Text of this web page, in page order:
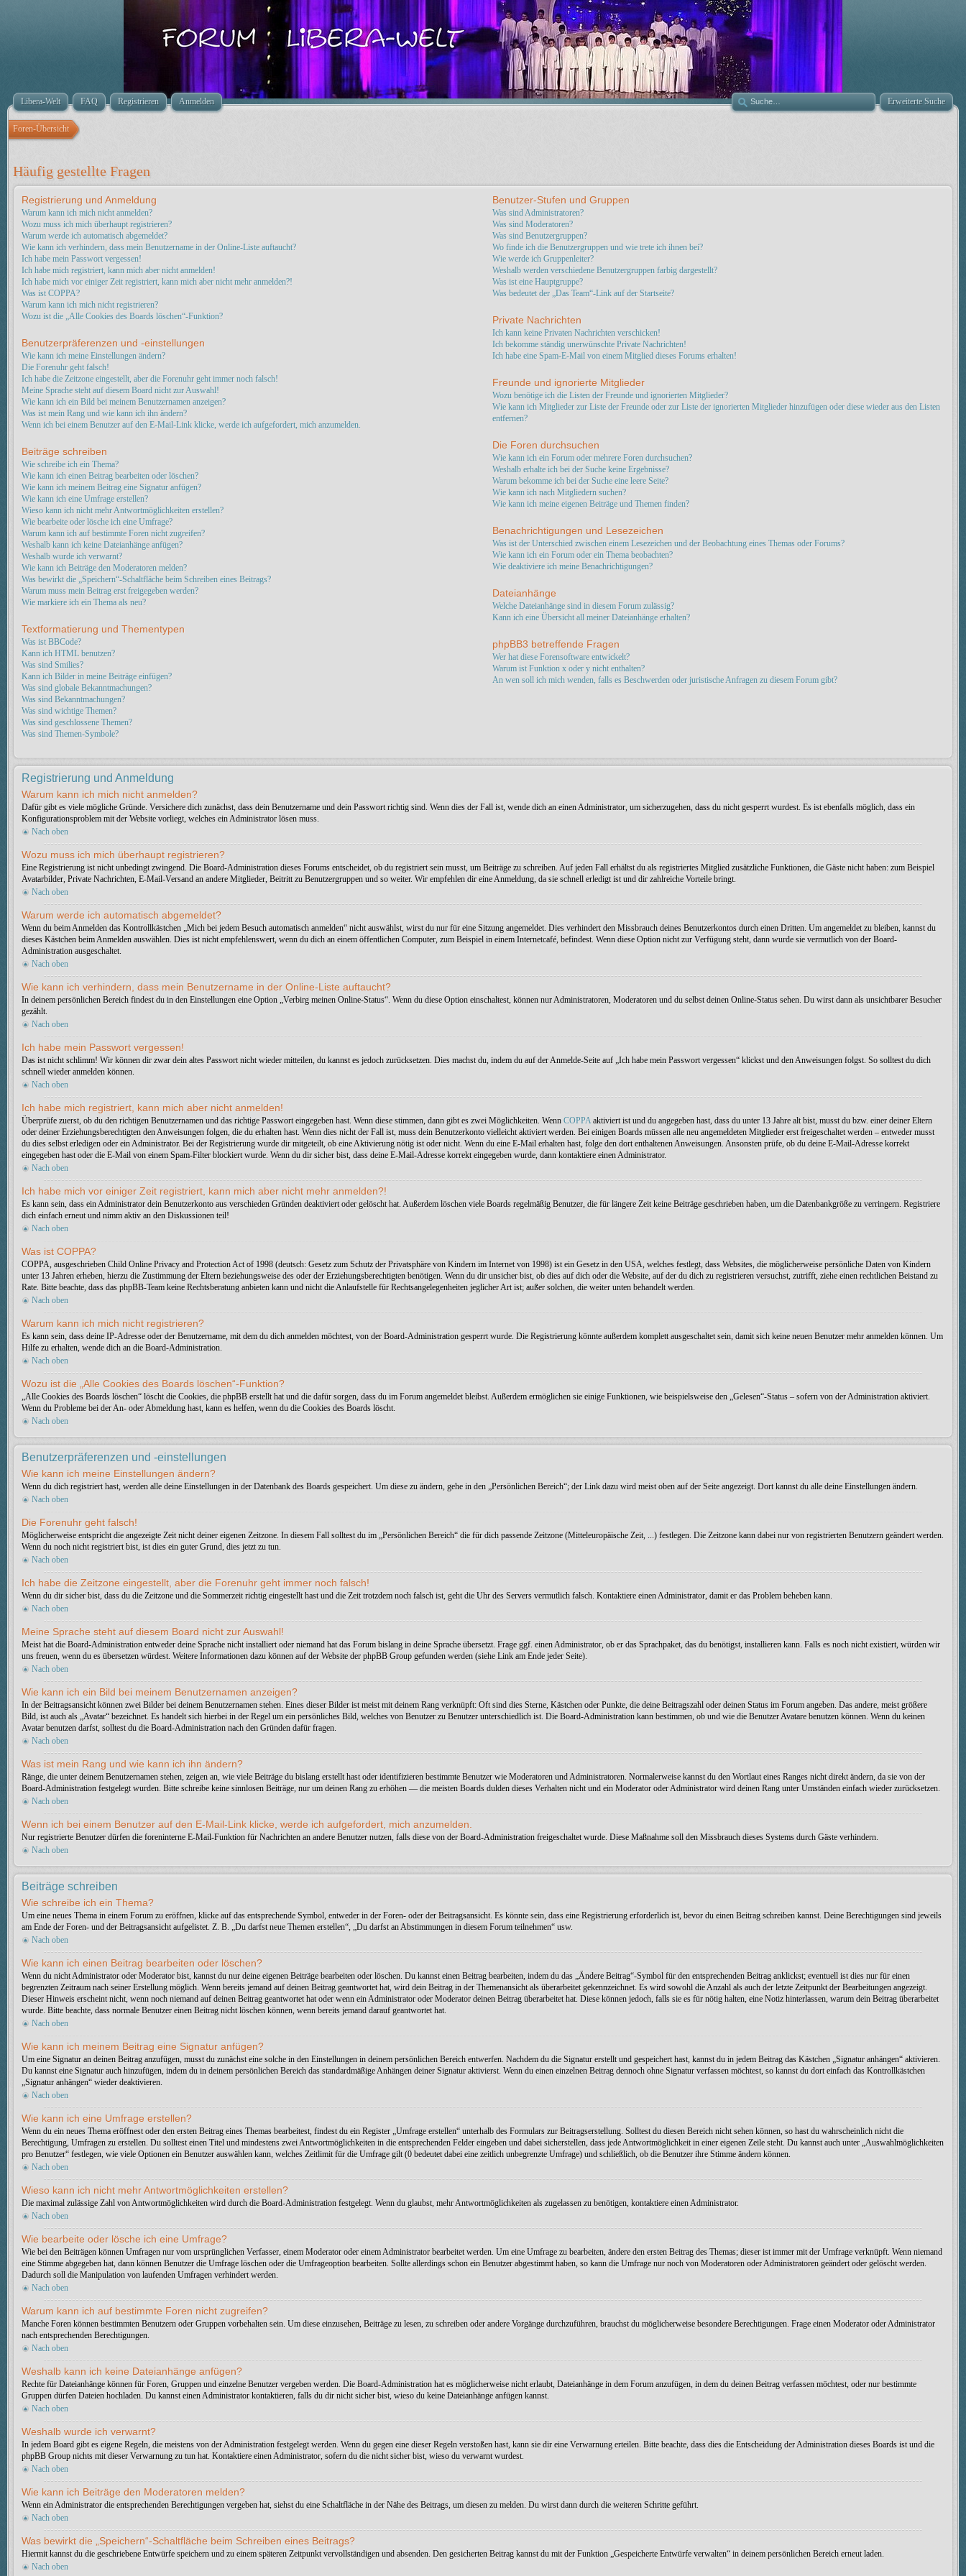
Erweiterte Suche
Libera-Welt FAQ Registrieren Anmelden
Foren-Übersicht
Häufig gestellte Fragen
Registrierung und Anmeldung
Warum kann ich mich nicht anmelden?
Wozu muss ich mich überhaupt registrieren?
Warum werde ich automatisch abgemeldet?
Wie kann ich verhindern, dass mein Benutzername in der Online-Liste auftaucht?
Ich habe mein Passwort vergessen!
Ich habe mich registriert, kann mich aber nicht anmelden!
Ich habe mich vor einiger Zeit registriert, kann mich aber nicht mehr anmelden?!
Was ist COPPA?
Warum kann ich mich nicht registrieren?
Wozu ist die „Alle Cookies des Boards löschen“-Funktion?
Benutzerpräferenzen und -einstellungen
Wie kann ich meine Einstellungen ändern?
Die Forenuhr geht falsch!
Ich habe die Zeitzone eingestellt, aber die Forenuhr geht immer noch falsch!
Meine Sprache steht auf diesem Board nicht zur Auswahl!
Wie kann ich ein Bild bei meinem Benutzernamen anzeigen?
Was ist mein Rang und wie kann ich ihn ändern?
Wenn ich bei einem Benutzer auf den E-Mail-Link klicke, werde ich aufgefordert, mich anzumelden.
Beiträge schreiben
Wie schreibe ich ein Thema?
Wie kann ich einen Beitrag bearbeiten oder löschen?
Wie kann ich meinem Beitrag eine Signatur anfügen?
Wie kann ich eine Umfrage erstellen?
Wieso kann ich nicht mehr Antwortmöglichkeiten erstellen?
Wie bearbeite oder lösche ich eine Umfrage?
Warum kann ich auf bestimmte Foren nicht zugreifen?
Weshalb kann ich keine Dateianhänge anfügen?
Weshalb wurde ich verwarnt?
Wie kann ich Beiträge den Moderatoren melden?
Was bewirkt die „Speichern“-Schaltfläche beim Schreiben eines Beitrags?
Warum muss mein Beitrag erst freigegeben werden?
Wie markiere ich ein Thema als neu?
Textformatierung und Thementypen
Was ist BBCode?
Kann ich HTML benutzen?
Was sind Smilies?
Kann ich Bilder in meine Beiträge einfügen?
Was sind globale Bekanntmachungen?
Was sind Bekanntmachungen?
Was sind wichtige Themen?
Was sind geschlossene Themen?
Was sind Themen-Symbole?
Benutzer-Stufen und Gruppen
Was sind Administratoren?
Was sind Moderatoren?
Was sind Benutzergruppen?
Wo finde ich die Benutzergruppen und wie trete ich ihnen bei?
Wie werde ich Gruppenleiter?
Weshalb werden verschiedene Benutzergruppen farbig dargestellt?
Was ist eine Hauptgruppe?
Was bedeutet der „Das Team“-Link auf der Startseite?
Private Nachrichten
Ich kann keine Privaten Nachrichten verschicken!
Ich bekomme ständig unerwünschte Private Nachrichten!
Ich habe eine Spam-E-Mail von einem Mitglied dieses Forums erhalten!
Freunde und ignorierte Mitglieder
Wozu benötige ich die Listen der Freunde und ignorierten Mitglieder?
Wie kann ich Mitglieder zur Liste der Freunde oder zur Liste der ignorierten Mitglieder hinzufügen oder diese wieder aus den Listen
entfernen?
Die Foren durchsuchen
Wie kann ich ein Forum oder mehrere Foren durchsuchen?
Weshalb erhalte ich bei der Suche keine Ergebnisse?
Warum bekomme ich bei der Suche eine leere Seite?
Wie kann ich nach Mitgliedern suchen?
Wie kann ich meine eigenen Beiträge und Themen finden?
Benachrichtigungen und Lesezeichen
Was ist der Unterschied zwischen einem Lesezeichen und der Beobachtung eines Themas oder Forums?
Wie kann ich ein Forum oder ein Thema beobachten?
Wie deaktiviere ich meine Benachrichtigungen?
Dateianhänge
Welche Dateianhänge sind in diesem Forum zulässig?
Kann ich eine Übersicht all meiner Dateianhänge erhalten?
phpBB3 betreffende Fragen
Wer hat diese Forensoftware entwickelt?
Warum ist Funktion x oder y nicht enthalten?
An wen soll ich mich wenden, falls es Beschwerden oder juristische Anfragen zu diesem Forum gibt?
Registrierung und Anmeldung
Warum kann ich mich nicht anmelden?
Dafür gibt es viele mögliche Gründe. Versichere dich zunächst, dass dein Benutzername und dein Passwort richtig sind. Wenn dies der Fall ist, wende dich an einen Administrator, um sicherzugehen, dass du nicht gesperrt wurdest. Es ist ebenfalls möglich, dass ein
Konfigurationsproblem mit der Website vorliegt, welches ein Administrator lösen muss.
Nach oben
Wozu muss ich mich überhaupt registrieren?
Eine Registrierung ist nicht unbedingt zwingend. Die Board-Administration dieses Forums entscheidet, ob du registriert sein musst, um Beiträge zu schreiben. Auf jeden Fall erhältst du als registriertes Mitglied zusätzliche Funktionen, die Gäste nicht haben: zum Beispiel
Avatarbilder, Private Nachrichten, E-Mail-Versand an andere Mitglieder, Beitritt zu Benutzergruppen und so weiter. Wir empfehlen dir eine Anmeldung, da sie schnell erledigt ist und dir zahlreiche Vorteile bringt.
Nach oben
Warum werde ich automatisch abgemeldet?
Wenn du beim Anmelden das Kontrollkästchen „Mich bei jedem Besuch automatisch anmelden“ nicht auswählst, wirst du nur für eine Sitzung angemeldet. Dies verhindert den Missbrauch deines Benutzerkontos durch einen Dritten. Um angemeldet zu bleiben, kannst du
dieses Kästchen beim Anmelden auswählen. Dies ist nicht empfehlenswert, wenn du dich an einem öffentlichen Computer, zum Beispiel in einem Internetcafé, befindest. Wenn diese Option nicht zur Verfügung steht, dann wurde sie vermutlich von der Board-
Administration ausgeschaltet.
Nach oben
Wie kann ich verhindern, dass mein Benutzername in der Online-Liste auftaucht?
In deinem persönlichen Bereich findest du in den Einstellungen eine Option „Verbirg meinen Online-Status“. Wenn du diese Option einschaltest, können nur Administratoren, Moderatoren und du selbst deinen Online-Status sehen. Du wirst dann als unsichtbarer Besucher
gezählt.
Nach oben
Ich habe mein Passwort vergessen!
Das ist nicht schlimm! Wir können dir zwar dein altes Passwort nicht wieder mitteilen, du kannst es jedoch zurücksetzen. Dies machst du, indem du auf der Anmelde-Seite auf „Ich habe mein Passwort vergessen“ klickst und den Anweisungen folgst. So solltest du dich
schnell wieder anmelden können.
Nach oben
Ich habe mich registriert, kann mich aber nicht anmelden!
Überprüfe zuerst, ob du den richtigen Benutzernamen und das richtige Passwort eingegeben hast. Wenn diese stimmen, dann gibt es zwei Möglichkeiten. Wenn COPPAaktiviert ist und du angegeben hast, dass du unter 13 Jahre alt bist, musst du bzw. einer deiner Eltern
oder deiner Erziehungsberechtigten den Anweisungen folgen, die du erhalten hast. Wenn dies nicht der Fall ist, muss dein Benutzerkonto vielleicht aktiviert werden. Bei einigen Boards müssen alle neu angemeldeten Mitglieder erst freigeschaltet werden – entweder musst
du dies selbst erledigen oder ein Administrator. Bei der Registrierung wurde dir mitgeteilt, ob eine Aktivierung nötig ist oder nicht. Wenn du eine E-Mail erhalten hast, folge den dort enthaltenen Anweisungen. Ansonsten prüfe, ob du deine E-Mail-Adresse korrekt
eingegeben hast oder die E-Mail von einem Spam-Filter blockiert wurde. Wenn du dir sicher bist, dass deine E-Mail-Adresse korrekt eingegeben wurde, dann kontaktiere einen Administrator.
Nach oben
Ich habe mich vor einiger Zeit registriert, kann mich aber nicht mehr anmelden?!
Es kann sein, dass ein Administrator dein Benutzerkonto aus verschieden Gründen deaktiviert oder gelöscht hat. Außerdem löschen viele Boards regelmäßig Benutzer, die für längere Zeit keine Beiträge geschrieben haben, um die Datenbankgröße zu verringern. Registriere
dich einfach erneut und nimm aktiv an den Diskussionen teil!
Nach oben
Was ist COPPA?
COPPA, ausgeschrieben Child Online Privacy and Protection Act of 1998 (deutsch: Gesetz zum Schutz der Privatsphäre von Kindern im Internet von 1998) ist ein Gesetz in den USA, welches festlegt, dass Websites, die möglicherweise persönliche Daten von Kindern
unter 13 Jahren erheben, hierzu die Zustimmung der Eltern beziehungsweise des oder der Erziehungsberechtigten benötigen. Wenn du dir unsicher bist, ob dies auf dich oder die Website, auf der du dich zu registrieren versuchst, zutrifft, ziehe einen rechtlichen Beistand zu
Rate. Bitte beachte, dass das phpBB-Team keine Rechtsberatung anbieten kann und nicht die Anlaufstelle für Rechtsangelegenheiten jeglicher Art ist; außer solchen, die weiter unten behandelt werden.
Nach oben
Warum kann ich mich nicht registrieren?
Es kann sein, dass deine IP-Adresse oder der Benutzername, mit dem du dich anmelden möchtest, von der Board-Administration gesperrt wurde. Die Registrierung könnte außerdem komplett ausgeschaltet sein, damit sich keine neuen Benutzer mehr anmelden können. Um
Hilfe zu erhalten, wende dich an die Board-Administration.
Nach oben
Wozu ist die „Alle Cookies des Boards löschen“-Funktion?
„Alle Cookies des Boards löschen“ löscht die Cookies, die phpBB erstellt hat und die dafür sorgen, dass du im Forum angemeldet bleibst. Außerdem ermöglichen sie einige Funktionen, wie beispielsweise den „Gelesen“-Status – sofern von der Administration aktiviert.
Wenn du Probleme bei der An- oder Abmeldung hast, kann es helfen, wenn du die Cookies des Boards löscht.
Nach oben
Benutzerpräferenzen und -einstellungen
Wie kann ich meine Einstellungen ändern?
Wenn du dich registriert hast, werden alle deine Einstellungen in der Datenbank des Boards gespeichert. Um diese zu ändern, gehe in den „Persönlichen Bereich“; der Link dazu wird meist oben auf der Seite angezeigt. Dort kannst du alle deine Einstellungen ändern.
Nach oben
Die Forenuhr geht falsch!
Möglicherweise entspricht die angezeigte Zeit nicht deiner eigenen Zeitzone. In diesem Fall solltest du im „Persönlichen Bereich“ die für dich passende Zeitzone (Mitteleuropäische Zeit, ...) festlegen. Die Zeitzone kann dabei nur von registrierten Benutzern geändert werden.
Wenn du noch nicht registriert bist, ist dies ein guter Grund, dies jetzt zu tun.
Nach oben
Ich habe die Zeitzone eingestellt, aber die Forenuhr geht immer noch falsch!
Wenn du dir sicher bist, dass du die Zeitzone und die Sommerzeit richtig eingestellt hast und die Zeit trotzdem noch falsch ist, geht die Uhr des Servers vermutlich falsch. Kontaktiere einen Administrator, damit er das Problem beheben kann.
Nach oben
Meine Sprache steht auf diesem Board nicht zur Auswahl!
Meist hat die Board-Administration entweder deine Sprache nicht installiert oder niemand hat das Forum bislang in deine Sprache übersetzt. Frage ggf. einen Administrator, ob er das Sprachpaket, das du benötigst, installieren kann. Falls es noch nicht existiert, würden wir
uns freuen, wenn du es übersetzen würdest. Weitere Informationen dazu können auf der Website der phpBB Group gefunden werden (siehe Link am Ende jeder Seite).
Nach oben
Wie kann ich ein Bild bei meinem Benutzernamen anzeigen?
In der Beitragsansicht können zwei Bilder bei deinem Benutzernamen stehen. Eines dieser Bilder ist meist mit deinem Rang verknüpft: Oft sind dies Sterne, Kästchen oder Punkte, die deine Beitragszahl oder deinen Status im Forum angeben. Das andere, meist größere
Bild, ist auch als „Avatar“ bezeichnet. Es handelt sich hierbei in der Regel um ein persönliches Bild, welches von Benutzer zu Benutzer unterschiedlich ist. Die Board-Administration kann bestimmen, ob und wie die Benutzer Avatare benutzen können. Wenn du keinen
Avatar benutzen darfst, solltest du die Board-Administration nach den Gründen dafür fragen.
Nach oben
Was ist mein Rang und wie kann ich ihn ändern?
Ränge, die unter deinem Benutzernamen stehen, zeigen an, wie viele Beiträge du bislang erstellt hast oder identifizieren bestimmte Benutzer wie Moderatoren und Administratoren. Normalerweise kannst du den Wortlaut eines Ranges nicht direkt ändern, da sie von der
Board-Administration festgelegt wurden. Bitte schreibe keine sinnlosen Beiträge, nur um deinen Rang zu erhöhen — die meisten Boards dulden dieses Verhalten nicht und ein Moderator oder Administrator wird deinen Rang unter Umständen einfach wieder zurücksetzen.
Nach oben
Wenn ich bei einem Benutzer auf den E-Mail-Link klicke, werde ich aufgefordert, mich anzumelden.
Nur registrierte Benutzer dürfen die foreninterne E-Mail-Funktion für Nachrichten an andere Benutzer nutzen, falls diese von der Board-Administration freigeschaltet wurde. Diese Maßnahme soll den Missbrauch dieses Systems durch Gäste verhindern.
Nach oben
Beiträge schreiben
Wie schreibe ich ein Thema?
Um eine neues Thema in einem Forum zu eröffnen, klicke auf das entsprechende Symbol, entweder in der Foren- oder der Beitragsansicht. Es könnte sein, dass eine Registrierung erforderlich ist, bevor du einen Beitrag schreiben kannst. Deine Berechtigungen sind jeweils
am Ende der Foren- und der Beitragsansicht aufgelistet. Z. B. „Du darfst neue Themen erstellen“, „Du darfst an Abstimmungen in diesem Forum teilnehmen“ usw.
Nach oben
Wie kann ich einen Beitrag bearbeiten oder löschen?
Wenn du nicht Administrator oder Moderator bist, kannst du nur deine eigenen Beiträge bearbeiten oder löschen. Du kannst einen Beitrag bearbeiten, indem du das „Ändere Beitrag“-Symbol für den entsprechenden Beitrag anklickst; eventuell ist dies nur für einen
begrenzten Zeitraum nach seiner Erstellung möglich. Wenn bereits jemand auf deinen Beitrag geantwortet hat, wird dein Beitrag in der Themenansicht als überarbeitet gekennzeichnet. Es wird sowohl die Anzahl als auch der letzte Zeitpunkt der Bearbeitungen angezeigt.
Dieser Hinweis erscheint nicht, wenn noch niemand auf deinen Beitrag geantwortet hat oder wenn ein Administrator oder Moderator deinen Beitrag überarbeitet hat. Diese können jedoch, falls sie es für nötig halten, eine Notiz hinterlassen, warum dein Beitrag überarbeitet
wurde. Bitte beachte, dass normale Benutzer einen Beitrag nicht löschen können, wenn bereits jemand darauf geantwortet hat.
Nach oben
Wie kann ich meinem Beitrag eine Signatur anfügen?
Um eine Signatur an deinen Beitrag anzufügen, musst du zunächst eine solche in den Einstellungen in deinem persönlichen Bereich entwerfen. Nachdem du die Signatur erstellt und gespeichert hast, kannst du in jedem Beitrag das Kästchen „Signatur anhängen“ aktivieren.
Du kannst eine Signatur auch hinzufügen, indem du in deinem persönlichen Bereich das standardmäßige Anhängen deiner Signatur aktivierst. Wenn du einen einzelnen Beitrag dennoch ohne Signatur verfassen möchtest, so kannst du dort einfach das Kontrollkästchen
„Signatur anhängen“ wieder deaktivieren.
Nach oben
Wie kann ich eine Umfrage erstellen?
Wenn du ein neues Thema eröffnest oder den ersten Beitrag eines Themas bearbeitest, findest du ein Register „Umfrage erstellen“ unterhalb des Formulars zur Beitragserstellung. Solltest du diesen Bereich nicht sehen können, so hast du wahrscheinlich nicht die
Berechtigung, Umfragen zu erstellen. Du solltest einen Titel und mindestens zwei Antwortmöglichkeiten in die entsprechenden Felder eingeben und dabei sicherstellen, dass jede Antwortmöglichkeit in einer eigenen Zeile steht. Du kannst auch unter „Auswahlmöglichkeiten
pro Benutzer“ festlegen, wie viele Optionen ein Benutzer auswählen kann, welches Zeitlimit für die Umfrage gilt (0 bedeutet dabei eine zeitlich unbegrenzte Umfrage) und schließlich, ob die Benutzer ihre Stimme ändern können.
Nach oben
Wieso kann ich nicht mehr Antwortmöglichkeiten erstellen?
Die maximal zulässige Zahl von Antwortmöglichkeiten wird durch die Board-Administration festgelegt. Wenn du glaubst, mehr Antwortmöglichkeiten als zugelassen zu benötigen, kontaktiere einen Administrator.
Nach oben
Wie bearbeite oder lösche ich eine Umfrage?
Wie bei den Beiträgen können Umfragen nur vom ursprünglichen Verfasser, einem Moderator oder einem Administrator bearbeitet werden. Um eine Umfrage zu bearbeiten, ändere den ersten Beitrag des Themas; dieser ist immer mit der Umfrage verknüpft. Wenn niemand
eine Stimme abgegeben hat, dann können Benutzer die Umfrage löschen oder die Umfrageoption bearbeiten. Sollte allerdings schon ein Benutzer abgestimmt haben, so kann die Umfrage nur noch von Moderatoren oder Administratoren geändert oder gelöscht werden.
Dadurch soll die Manipulation von laufenden Umfragen verhindert werden.
Nach oben
Warum kann ich auf bestimmte Foren nicht zugreifen?
Manche Foren können bestimmten Benutzern oder Gruppen vorbehalten sein. Um diese einzusehen, Beiträge zu lesen, zu schreiben oder andere Vorgänge durchzuführen, brauchst du möglicherweise besondere Berechtigungen. Frage einen Moderator oder Administrator
nach entsprechenden Berechtigungen.
Nach oben
Weshalb kann ich keine Dateianhänge anfügen?
Rechte für Dateianhänge können für Foren, Gruppen und einzelne Benutzer vergeben werden. Die Board-Administration hat es möglicherweise nicht erlaubt, Dateianhänge in dem Forum anzufügen, in dem du deinen Beitrag verfassen möchtest, oder nur bestimmte
Gruppen dürfen Dateien hochladen. Du kannst einen Administrator kontaktieren, falls du dir nicht sicher bist, wieso du keine Dateianhänge anfügen kannst.
Nach oben
Weshalb wurde ich verwarnt?
In jedem Board gibt es eigene Regeln, die meistens von der Administration festgelegt werden. Wenn du gegen eine dieser Regeln verstoßen hast, kann sie dir eine Verwarnung erteilen. Bitte beachte, dass dies die Entscheidung der Administration dieses Boards ist und die
phpBB Group nichts mit dieser Verwarnung zu tun hat. Kontaktiere einen Administrator, sofern du die nicht sicher bist, wieso du verwarnt wurdest.
Nach oben
Wie kann ich Beiträge den Moderatoren melden?
Wenn ein Administrator die entsprechenden Berechtigungen vergeben hat, siehst du eine Schaltfläche in der Nähe des Beitrags, um diesen zu melden. Du wirst dann durch die weiteren Schritte geführt.
Nach oben
Was bewirkt die „Speichern“-Schaltfläche beim Schreiben eines Beitrags?
Hiermit kannst du die geschriebene Entwürfe speichern und zu einem späteren Zeitpunkt vervollständigen und absenden. Den gesicherten Beitrag kannst du mit der Funktion „Gespeicherte Entwürfe verwalten“ in deinem persönlichen Bereich erneut laden.
Nach oben